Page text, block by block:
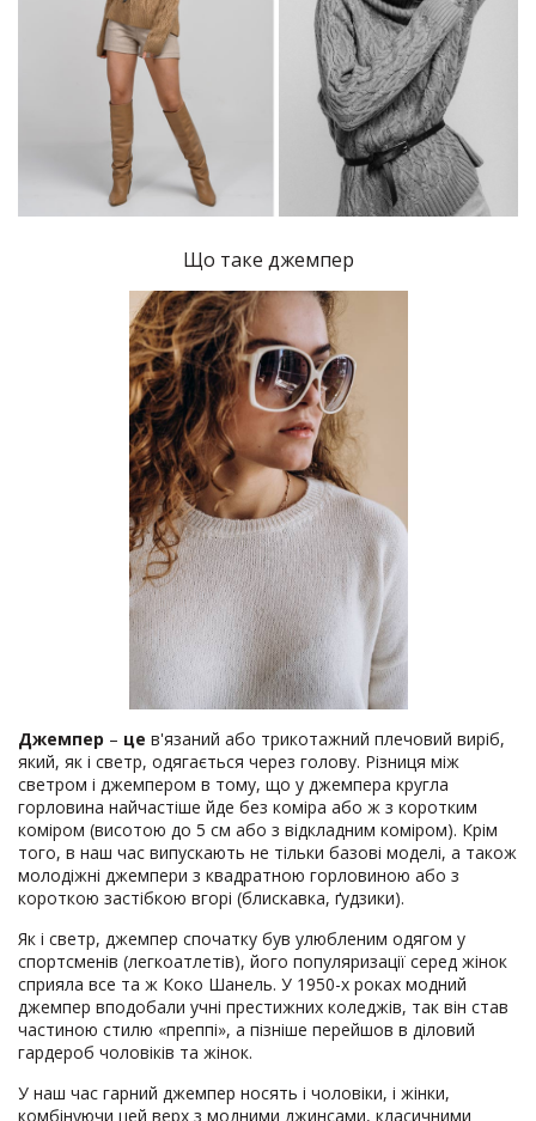
Що таке джемпер
Джемпер – це в'язаний або трикотажний плечовий виріб,
який, як і светр, одягається через голову. Різниця між
светром і джемпером в тому, що у джемпера кругла
горловина найчастіше йде без коміра або ж з коротким
коміром (висотою до 5 см або з відкладним коміром). Крім
того, в наш час випускають не тільки базові моделі, а також
молодіжні джемпери з квадратною горловиною або з
короткою застібкою вгорі (блискавка, ґудзики).
Як і светр, джемпер спочатку був улюбленим одягом у
спортсменів (легкоатлетів), його популяризації серед жінок
сприяла все та ж Коко Шанель. У 1950-х роках модний
джемпер вподобали учні престижних коледжів, так він став
частиною стилю «преппі», а пізніше перейшов в діловий
гардероб чоловіків та жінок.
У наш час гарний джемпер носять і чоловіки, і жінки,
комбінуючи цей верх з модними джинсами, класичними